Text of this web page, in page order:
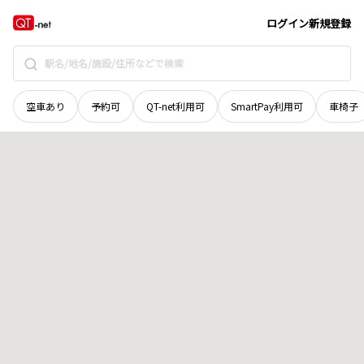
ログイン新規登録
空車あり 予約可 QT-net利用可 SmartPay利用可 車椅子
香川県